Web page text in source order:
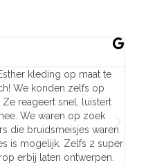
kleding op maat te
We konden zelfs op
reageert snel, luistert
We waren op zoek
die bruidsmeisjes waren
is mogelijk. Zelfs 2 super
erbij laten ontwerpen.